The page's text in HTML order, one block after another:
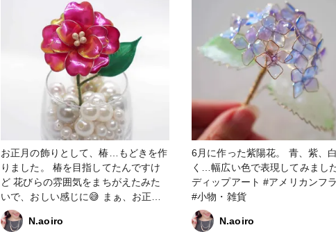
お正月の飾りとして、椿…もどきを作
りました。 椿を目指してたんですけ
ど 花びらの雰囲気をまちがえたみた
いで、おしい感じに😅 まぁ、お正月
に飾りましたけどね😁🎍 来年に向け
てリベンジしたい✨ あと、最後にミラ
N.aoiro
6月に作った紫陽花。 青、紫、
く…幅広い色で表現してみました
ディップアート #アメリカンフ
#小物・雑貨
N.aoiro